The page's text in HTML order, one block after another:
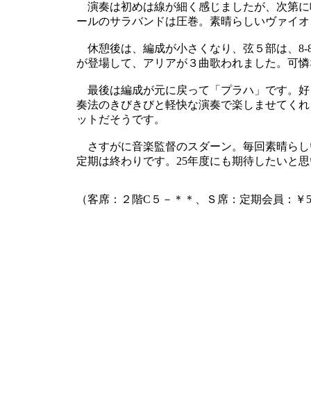
演奏は初めは線が細く感じましたが、次第
ールのサラバンドは圧巻。素晴らしいヴァイ
休憩後は、編成が小さくなり、弦５部は、8-
が登場して、アリアが３曲歌われました。可
最後は編成が元に戻って「プラハ」です。
奏法のきびきびと軽快な演奏で楽しませてく
ットだそうです。
さすがに音楽監督のスダーン。毎回素晴ら
定期は終わりです。25年度にも期待したいと
（客席：２階C５－＊＊、Ｓ席：定期会員：￥